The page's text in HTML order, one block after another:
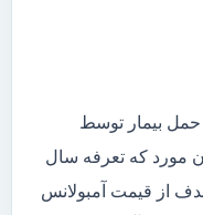
حمل بیمار توسط
مورد که تعرفه سال
هدف از قیمت آمبولانس